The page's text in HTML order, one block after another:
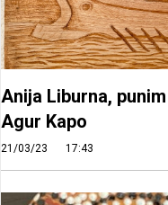
Anija Liburna,
Agur Kapo
21/03/23 17:43